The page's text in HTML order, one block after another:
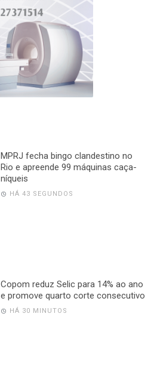
MPRJ fecha bingo clandestino no
Rio e apreende 99 máquinas caça-
níqueis
HÁ 43 SEGUNDOS
Copom reduz Selic para 14% ao ano
e promove quarto corte consecutivo
HÁ 30 MINUTOS